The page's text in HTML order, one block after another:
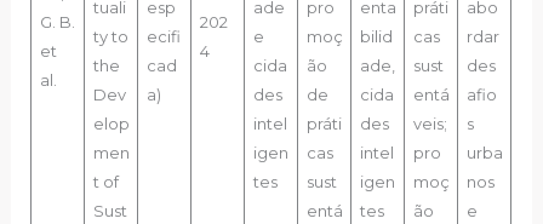
G. B.
et
al.
tuali
ty to
the
Dev
elop
men
t of
Sust
esp
ecifi
cad
a)
202
4
ade
e
cida
des
intel
igen
tes
pro
moç
ão
de
práti
cas
sust
entá
enta
bilid
ade,
cida
des
intel
igen
tes
práti
cas
sust
entá
veis;
pro
moç
ão
abo
rdar
des
afio
s
urba
nos
e